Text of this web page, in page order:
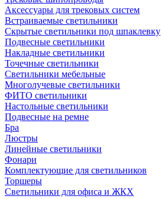
Аксессуары для трековых систем
Встраиваемые светильники
Скрытые светильники под шпаклевку
Подвесные светильники
Накладные светильники
Точечные светильники
Светильники мебельные
Многолучевые светильники
ФИТО светильники
Настольные светильники
Подвесные на ремне
Бра
Люстры
Линейные светильники
Фонари
Комплектующие для светильников
Торшеры
Светильники для офиса и ЖКХ